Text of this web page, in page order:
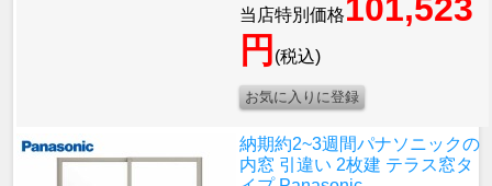
当店特別価格101,523
円 (税込)
納期約2~3週間パナソニックの
内窓 引違い 2枚建 テラス窓タ